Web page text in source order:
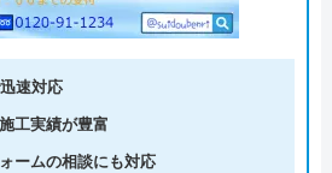
速対応
工実績が豊富
ームの相談にも対応